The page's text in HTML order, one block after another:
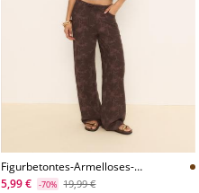
Figurbetontes-Armelloses-
Besticktes-Top
5,99 € -70% 19,99 €